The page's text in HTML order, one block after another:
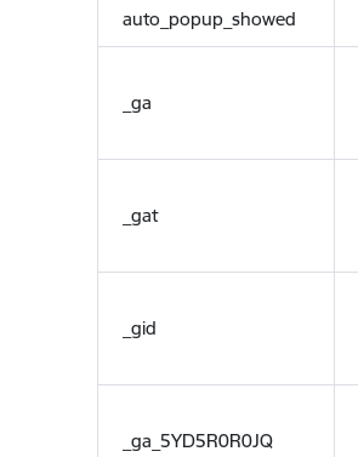
auto_popup_showed
_ga
_gat
_gid
_ga_5YD5R0R0JQ